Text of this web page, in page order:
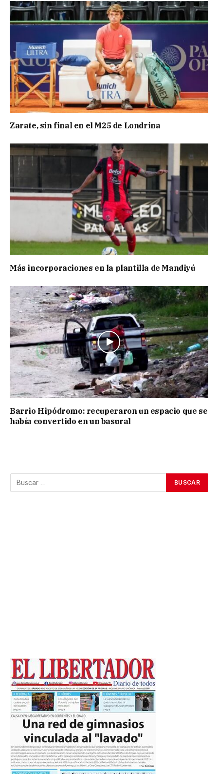
Zarate, sin final en el M25 de Londrina
Más incorporaciones en la plantilla de Mandiyú
Barrio Hipódromo: recuperaron un espacio que se
había convertido en un basural